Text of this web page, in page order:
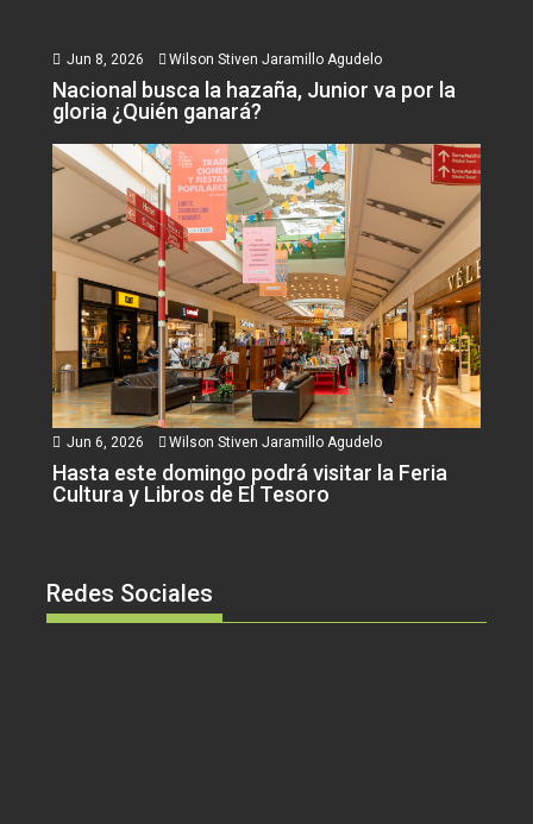
Jun 8, 2026 Wilson Stiven Jaramillo Agudelo
Nacional busca la hazaña, Junior va por la
gloria ¿Quién ganará?
Jun 6, 2026 Wilson Stiven Jaramillo Agudelo
Hasta este domingo podrá visitar la Feria
Cultura y Libros de El Tesoro
Redes Sociales